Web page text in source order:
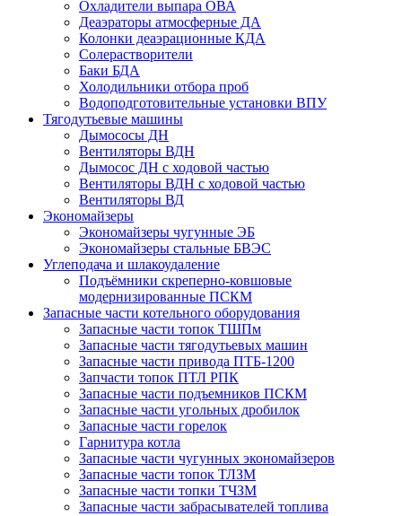
Охладители выпара ОВА
Деаэраторы атмосферные ДА
Колонки деаэрационные КДА
Солерастворители
Баки БДА
Холодильники отбора проб
Водоподготовительные установки ВПУ
Тягодутьевые машины
Дымососы ДН
Вентиляторы ВДН
Дымосос ДН с ходовой частью
Вентиляторы ВДН с ходовой частью
Вентиляторы ВД
Экономайзеры
Экономайзеры чугунные ЭБ
Экономайзеры стальные БВЭС
Углеподача и шлакоудаление
Подъёмники скреперно-ковшовые
модернизированные ПСКМ
Запасные части котельного оборудования
Запасные части топок ТШПм
Запасные части тягодутьевых машин
Запасные части привода ПТБ-1200
Запчасти топок ПТЛ РПК
Запасные части подъемников ПСКМ
Запасные части угольных дробилок
Запасные части горелок
Гарнитура котла
Запасные части чугунных экономайзеров
Запасные части топок ТЛЗМ
Запасные части топки ТЧЗМ
Запасные части забрасывателей топлива